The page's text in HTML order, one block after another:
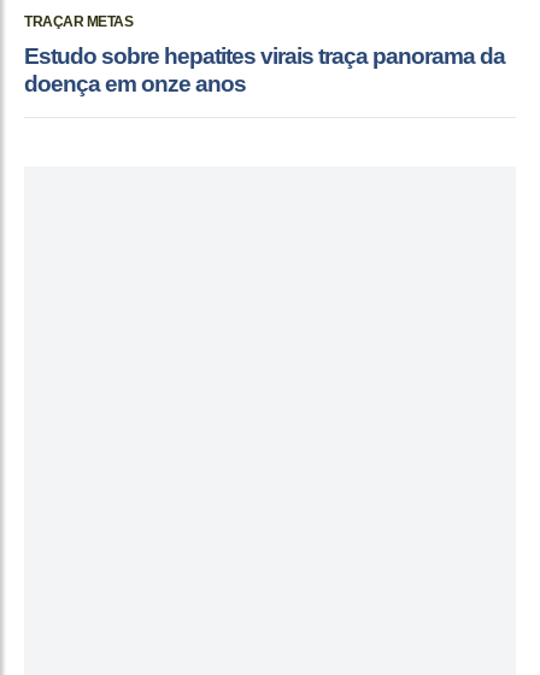
TRAÇAR METAS
Estudo sobre hepatites virais traça panorama da
doença em onze anos